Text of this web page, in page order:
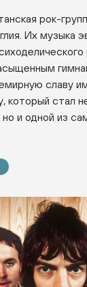
рок-
Их музыка
славу
который стал
но и одной из